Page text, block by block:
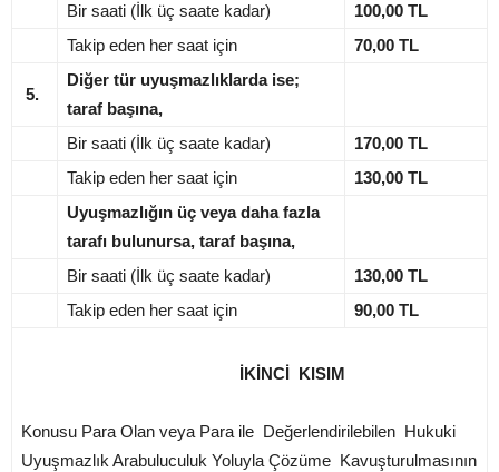
Bir saati (İlk üç saate kadar)
100,00 TL
Takip eden her saat için
70,00 TL
5.
Diğer tür uyuşmazlıklarda ise;
taraf başına,
Bir saati (İlk üç saate kadar)
170,00 TL
Takip eden her saat için
130,00 TL
Uyuşmazlığın üç veya daha fazla
tarafı bulunursa, taraf başına,
Bir saati (İlk üç saate kadar)
130,00 TL
Takip eden her saat için
90,00 TL
İKİNCİ KISIM
Konusu Para Olan veya Para ile Değerlendirilebilen Hukuki
Uyuşmazlık Arabuluculuk Yoluyla Çözüme Kavuşturulmasının